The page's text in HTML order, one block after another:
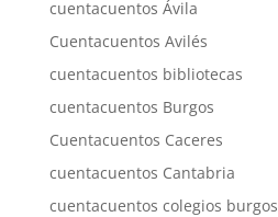
cuentacuentos Ávila
Cuentacuentos Avilés
cuentacuentos bibliotecas
cuentacuentos Burgos
Cuentacuentos Caceres
cuentacuentos Cantabria
cuentacuentos colegios burgos